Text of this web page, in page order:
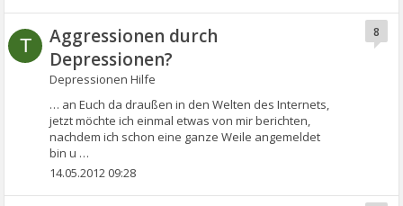
T
Aggressionen durch
Depressionen?
Depressionen Hilfe
… an Euch da draußen in den Welten des Internets,
jetzt möchte ich einmal etwas von mir berichten,
nachdem ich schon eine ganze Weile angemeldet
bin u …
8
14.05.2012 09:28